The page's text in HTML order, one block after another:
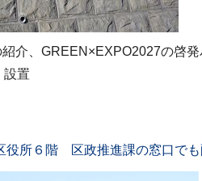
介、GREEN×EXPO2027の啓発
設置
所６階 区政推進課の窓⼝でも